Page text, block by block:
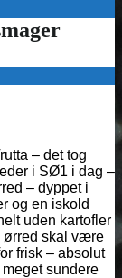
– det tog
i SØ1 i dag –
– dyppet i
og en iskold
uden kartofler
ørred skal være
frisk – absolut
sundere